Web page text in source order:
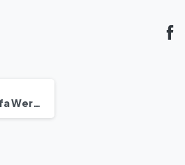
Frankrijk Fifa Wereldkampioenschap Groepstafel